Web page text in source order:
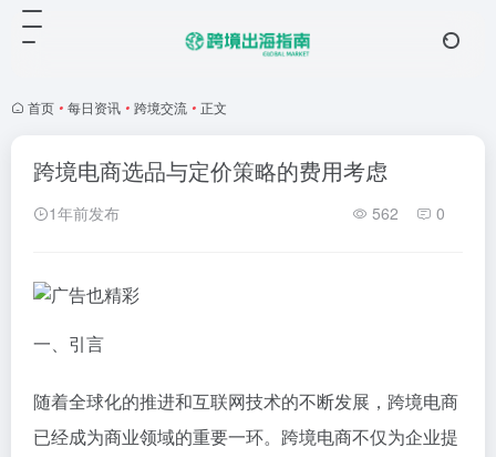
首页 • 每日资讯 • 跨境交流 • 正文
跨境电商选品与定价策略的费用考虑
1年前发布 562 0
一、引言
随着全球化的推进和互联网技术的不断发展，跨境电商
已经成为商业领域的重要一环。跨境电商不仅为企业提